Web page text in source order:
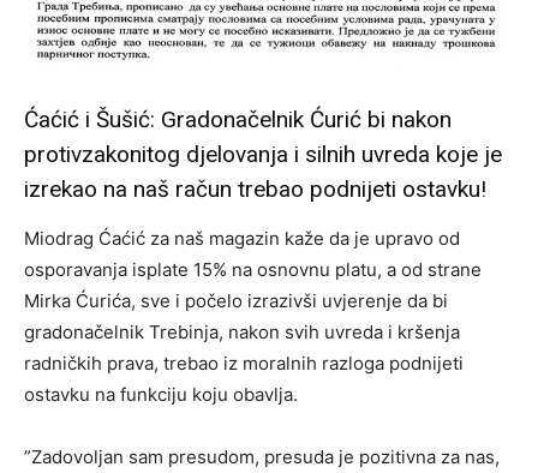
Ćaćić i Šušić: Gradonačelnik Ćurić bi nakon
protivzakonitog djelovanja i silnih uvreda koje je
izrekao na naš račun trebao podnijeti ostavku!
Miodrag Ćaćić za naš magazin kaže da je upravo od
osporavanja isplate 15% na osnovnu platu, a od strane
Mirka Ćurića, sve i počelo izrazivši uvjerenje da bi
gradonačelnik Trebinja, nakon svih uvreda i kršenja
radničkih prava, trebao iz moralnih razloga podnijeti
ostavku na funkciju koju obavlja.
”Zadovoljan sam presudom, presuda je pozitivna za nas,